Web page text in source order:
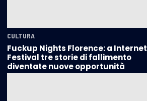
CULTURA
Fuckup Nights Florence: a Internet
Festival tre storie di fallimento
diventate nuove opportunità